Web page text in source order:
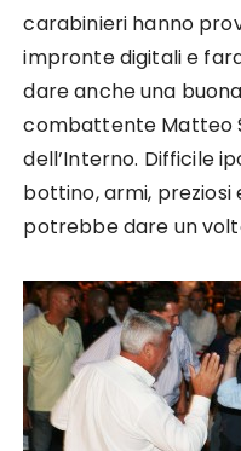
carabinieri hanno
impronte digitali e
dare anche una
combattente Matteo
dell’Interno. Difficile
bottino, armi, preziosi
potrebbe dare un